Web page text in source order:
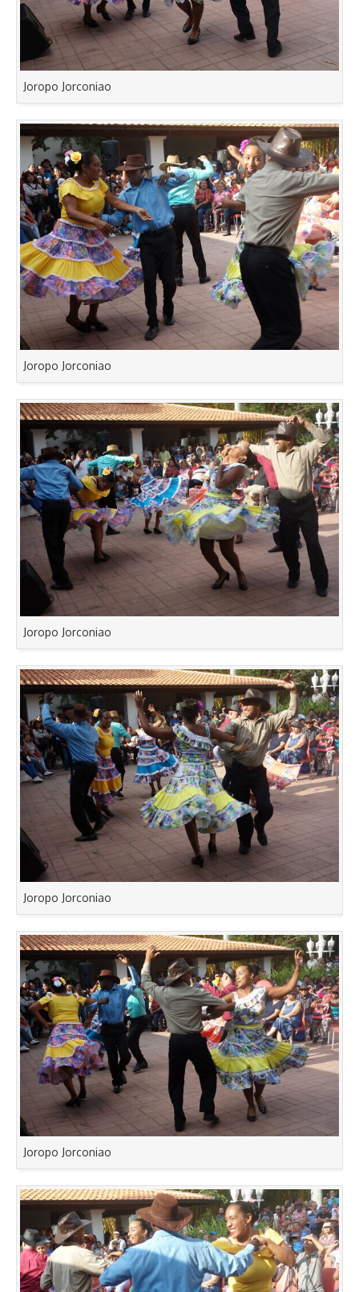
Joropo Jorconiao
Joropo Jorconiao
Joropo Jorconiao
Joropo Jorconiao
Joropo Jorconiao